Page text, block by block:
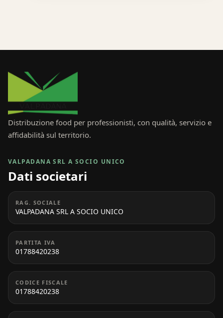
Distribuzione food per professionisti, con qualità, servizio e
affidabilità sul territorio.
VALPADANA SRL A SOCIO UNICO
Dati societari
RAG. SOCIALE
VALPADANA SRL A SOCIO UNICO
PARTITA IVA
01788420238
CODICE FISCALE
01788420238